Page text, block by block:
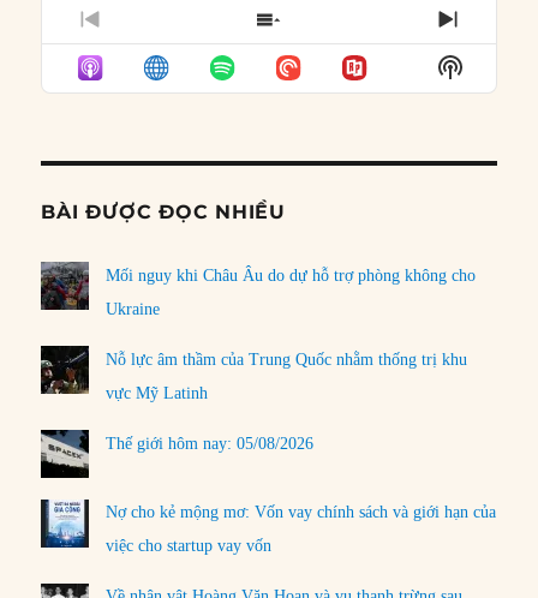
PREVIOUS
EPISODE
SHOW
EPISODES
LIST
NEXT
Show
Podcast
BÀI ĐƯỢC ĐỌC NHIỀU
Mối nguy khi Châu Âu do dự hỗ trợ phòng không cho
Ukraine
Nỗ lực âm thầm của Trung Quốc nhằm thống trị khu
vực Mỹ Latinh
Thế giới hôm nay: 05/08/2026
Nợ cho kẻ mộng mơ: Vốn vay chính sách và giới hạn của
việc cho startup vay vốn